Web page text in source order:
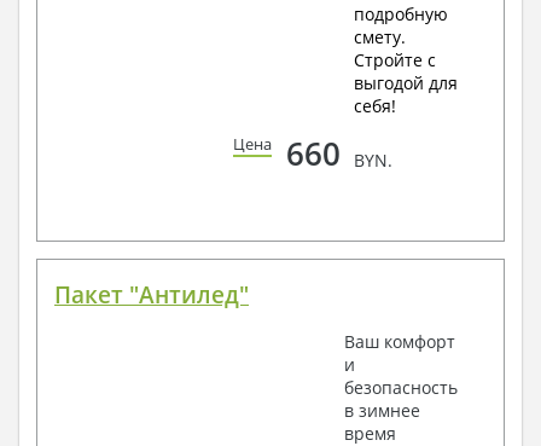
подробную
смету.
Стройте с
выгодой для
себя!
Цена 660 BYN.
Пакет "Антилед"
Ваш комфорт
и
безопасность
в зимнее
время